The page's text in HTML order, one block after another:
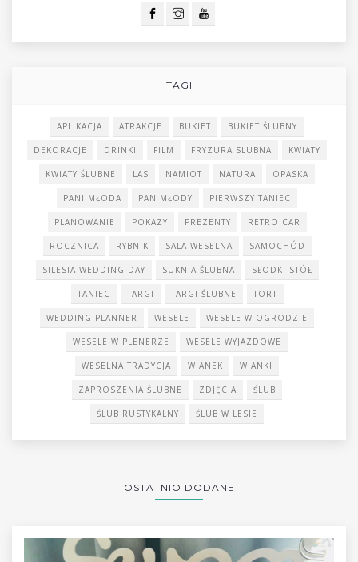
TAGI
APLIKACJA ATRAKCJE BUKIET BUKIET ŚLUBNY
DEKORACJE DRINKI FILM FRYZURA SLUBNA KWIATY
KWIATY ŚLUBNE LAS NAMIOT NATURA OPASKA
PANI MŁODA PAN MŁODY PIERWSZY TANIEC
PLANOWANIE POKAZY PREZENTY RETRO CAR
ROCZNICA RYBNIK SALA WESELNA SAMOCHÓD
SILESIA WEDDING DAY SUKNIA ŚLUBNA SŁODKI STÓŁ
TANIEC TARGI TARGI ŚLUBNE TORT
WEDDING PLANNER WESELE WESELE W OGRODZIE
WESELE W PLENERZE WESELE WYJAZDOWE
WESELNA TRADYCJA WIANEK WIANKI
ZAPROSZENIA ŚLUBNE ZDJĘCIA ŚLUB
ŚLUB RUSTYKALNY ŚLUB W LESIE
OSTATNIO DODANE